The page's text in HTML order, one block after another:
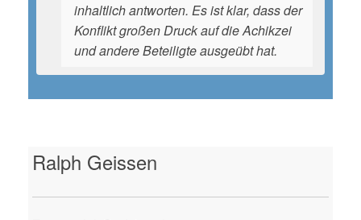
inhaltlich antworten. Es ist klar, dass der
Konflikt großen Druck auf die Achikzei
und andere Beteiligte ausgeübt hat.
Ralph Geissen